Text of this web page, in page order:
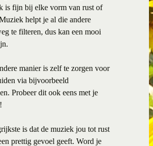
is fijn bij elke vorm van rust of
helpt je al die andere
te filteren, dus kan een mooi
manier is zelf te zorgen voor
via bijvoorbeeld
Probeer dit ook eens met je
is dat de muziek jou tot rust
prettig gevoel geeft. Word je